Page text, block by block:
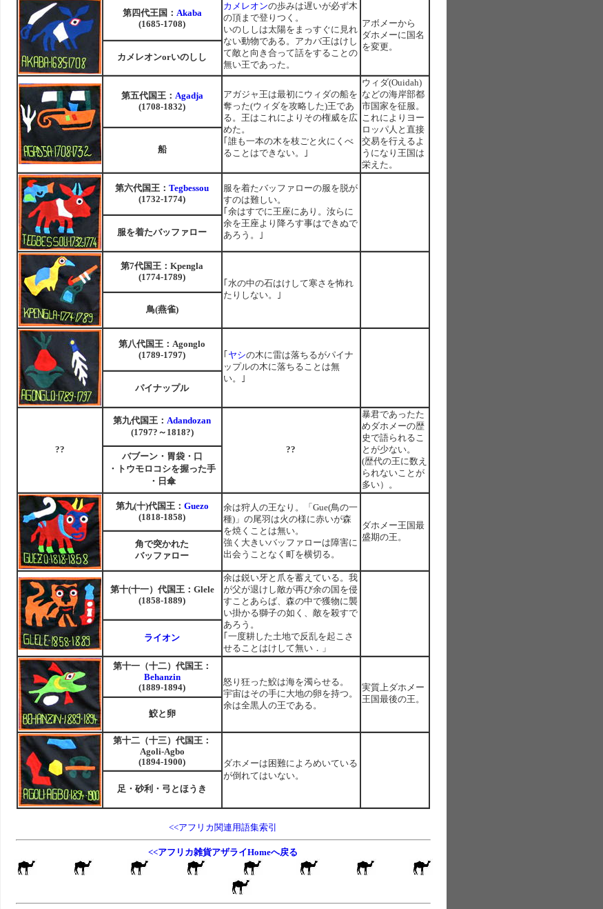
第四代王国 ： Akaba
(1685-1708)
カメレオンの歩みは遅いが必ず木
の頂まで登りつく。
いのししは太陽をまっすぐに見れ
ない動物である。アカバ王はけし
て敵と向き合って話をすることの
無い王であった。
アボメーから
ダホメーに国名
を変更。
カメレオンorいのしし
第五代国王： Agadja
(1708-1832)
アガジャ王は最初にウィダの船を
奪った(ウィダを攻略した)王であ
る。王はこれによりその権威を広
めた。
｢誰も一本の木を枝ごと火にくべ
ることはできない。｣
ウィダ(Ouidah)
などの海岸部都
市国家を征服。
これによりヨー
ロッパ人と直接
交易を行えるよ
うになり王国は
栄えた。
船
第六代国王： Tegbessou
(1732-1774)
服を着たバッファローの服を脱が
すのは難しい。
｢余はすでに王座にあり。汝らに
余を王座より降ろす事はできぬで
あろう。｣
服を着たバッファロー
第7代国王：Kpengla
(1774-1789)
｢水の中の石はけして寒さを怖れ
たりしない。｣
鳥(燕雀)
第八代国王：Agonglo
(1789-1797)
｢ ヤシの木に雷は落ちるがパイナ
ップルの木に落ちることは無
い。｣
パイナップル
??
第九代国王： Adandozan
(1797?～1818?)
??
暴君であったた
めダホメーの歴
史で語られるこ
とが少ない。
(歴代の王に数え
られないことが
多い）。
バブーン・胃袋・口
・トウモロコシを握った手
・日傘
第九(十)代国王： Guezo
(1818-1858)
余は狩人の王なり。「Gue(鳥の一
種)」の尾羽は火の様に赤いが森
を焼くことは無い。
強く大きいバッファローは障害に
出会うことなく町を横切る。
ダホメー王国最
盛期の王。
角で突かれた
バッファロー
第十(十一）代国王：Glele
(1858-1889)
余は鋭い牙と爪を蓄えている。我
が父が退けし敵が再び余の国を侵
すことあらば、森の中で獲物に襲
い掛かる獅子の如く、敵を殺すで
あろう。
｢一度耕した土地で反乱を起こさ
せることはけして無い．」
ライオン
第十一（十二）代国王：
Behanzin
(1889-1894)
怒り狂った鮫は海を濁らせる。
宇宙はその手に大地の卵を持つ。
余は全黒人の王である。
実質上ダホメー
王国最後の王。
鮫と卵
第十二（十三）代国王：
Agoli-Agbo
(1894-1900)
ダホメーは困難によろめいている
が倒れてはいない。
足・砂利・弓とほうき
<<アフリカ関連用語集索引
<<アフリカ雑貨アザライHomeへ戻る